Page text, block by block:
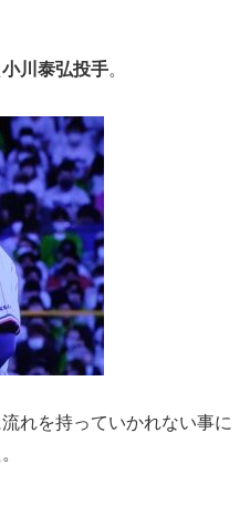
小川泰弘投手。
れを持っていかれない事に